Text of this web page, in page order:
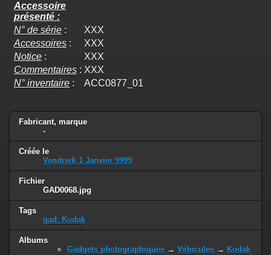
Accessoire
présenté :
N° de série :
XXX
Accessoires :
XXX
Notice :
XXX
Commentaires : XXX
N° inventaire : ACC0877_01
Fabricant, marque
-
Créée le
Vendredi 1 Janvier 9999
Fichier
GAD0068.jpg
Tags
gad: Kodak
Albums
Gadgets photographiques → Véhicules → Kodak